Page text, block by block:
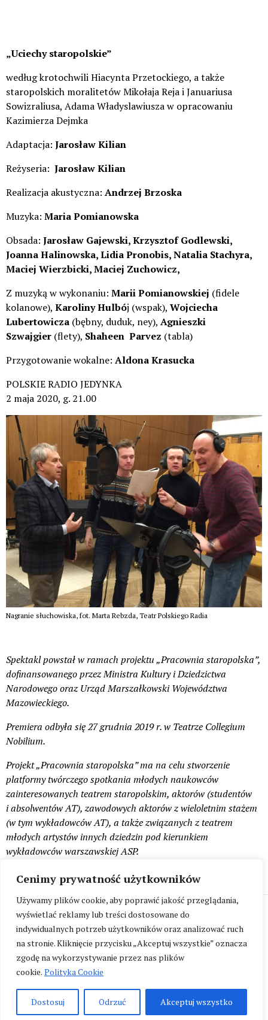
Cenimy prywatność użytkowników
Używamy plików cookie, aby poprawić jakość przeglądania,
wyświetlać reklamy lub treści dostosowane do
indywidualnych potrzeb użytkowników oraz analizować ruch
na stronie. Kliknięcie przycisku „Akceptuj wszystkie” oznacza
zgodę na wykorzystywanie przez nas plików
cookie. Polityka Cookie
Dostosuj Odrzuć Akceptuj wszystko
„Uciechy staropolskie”
według krotochwili Hiacynta Przetockiego, a także
staropolskich moralitetów Mikołaja Reja i Januariusa
Sowizraliusa, Adama Władyslawiusza w opracowaniu
Kazimierza Dejmka
Adaptacja: Jarosław Kilian
Reżyseria: Jarosław Kilian
Realizacja akustyczna: Andrzej Brzoska
Muzyka: Maria Pomianowska
Obsada: Jarosław Gajewski, Krzysztof Godlewski,
Joanna Halinowska, Lidia Pronobis, Natalia Stachyra,
Maciej Wierzbicki, Maciej Zuchowicz,
Z muzyką w wykonaniu: Marii Pomianowskiej (fidele
kolanowe), Karoliny Hulbój (wspak), Wojciecha
Lubertowicza (bębny, duduk, ney), Agnieszki
Szwajgier (flety), Shaheen Parvez (tabla)
Przygotowanie wokalne: Aldona Krasucka
POLSKIE RADIO JEDYNKA
2 maja 2020, g. 21.00
Nagranie słuchowiska, fot. Marta Rebzda, Teatr Polskiego Radia
Spektakl powstał w ramach projektu „Pracownia staropolska”,
dofinansowanego przez Ministra Kultury i Dziedzictwa
Narodowego oraz Urząd MarszałkowskiWojewództwa
Mazowieckiego.
Premiera odbyła się 27 grudnia 2019 r. w Teatrze Collegium
Nobilium.
Projekt „Pracownia staropolska” ma na celu stworzenie
platformy twórczego spotkania młodych naukowców
zainteresowanych teatrem staropolskim, aktorów (studentów
i absolwentów AT), zawodowych aktorów z wieloletnim stażem
(w tym wykładowców AT), a także związanych z teatrem
młodych artystów innych dziedzin pod kierunkiem
wykładowców warszawskiej ASP.
Akademia Teatralna im. A. Zelwerowicza, ul. Miodowa 22/24, 00-
246 Warszawa
Deklaracja Dostępności Polityka Prywatności
Standardy
Ochrony Małoletnich